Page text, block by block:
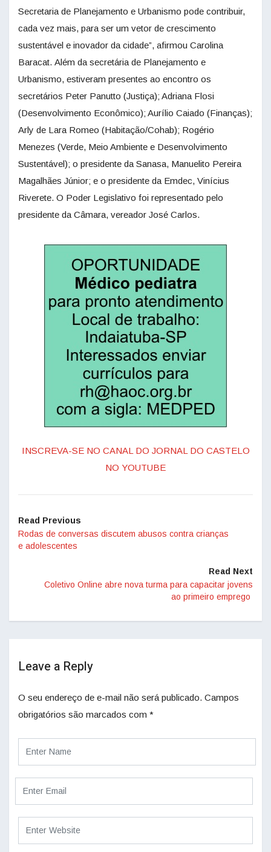
Secretaria de Planejamento e Urbanismo pode contribuir,
cada vez mais, para ser um vetor de crescimento
sustentável e inovador da cidade”, afirmou Carolina
Baracat. Além da secretária de Planejamento e
Urbanismo, estiveram presentes ao encontro os
secretários Peter Panutto (Justiça); Adriana Flosi
(Desenvolvimento Econômico); Aurílio Caiado (Finanças);
Arly de Lara Romeo (Habitação/Cohab); Rogério
Menezes (Verde, Meio Ambiente e Desenvolvimento
Sustentável); o presidente da Sanasa, Manuelito Pereira
Magalhães Júnior; e o presidente da Emdec, Vinícius
Riverete. O Poder Legislativo foi representado pelo
presidente da Câmara, vereador José Carlos.
INSCREVA-SE NO CANAL DO JORNAL DO CASTELO
NO YOUTUBE
Read Previous
Rodas de conversas discutem abusos contra crianças
e adolescentes
Read Next
Coletivo Online abre nova turma para capacitar jovens
ao primeiro emprego
Leave a Reply
O seu endereço de e-mail não será publicado. Campos
obrigatórios são marcados com *